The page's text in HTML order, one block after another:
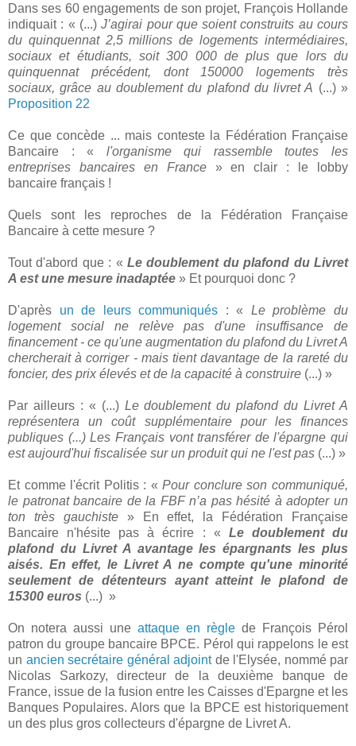
Dans ses 60 engagements de son projet, François Hollande
indiquait : « (...)J’agirai pour que soient construits au cours
du quinquennat 2,5 millions de logements intermédiaires,
sociaux et étudiants, soit 300 000 de plus que lors du
quinquennat précédent, dont 150000 logements très
sociaux, grâce au doublement du plafond du livret A (...) »
Proposition 22
Ce que concède ... mais conteste la Fédération Française
Bancaire : « l'organisme qui rassemble toutes les
entreprises bancaires en France » en clair : le lobby
bancaire français !
Quels sont les reproches de la Fédération Française
Bancaire à cette mesure ?
Tout d'abord que : « Le doublement du plafond du Livret
A est une mesure inadaptée » Et pourquoi donc ?
D'après un de leurs communiqués : « Le problème du
logement social ne relève pas d'une insuffisance de
financement - ce qu'une augmentation du plafond du Livret A
chercherait à corriger - mais tient davantage de la rareté du
foncier, des prix élevés et de la capacité à construire (...) »
Par ailleurs : « (...) Le doublement du plafond du Livret A
représentera un coût supplémentaire pour les finances
publiques (...) Les Français vont transférer de l'épargne qui
est aujourd'hui fiscalisée sur un produit qui ne l'est pas (...) »
Et comme l'écrit Politis : «Pour conclure son communiqué,
le patronat bancaire de la FBF n’a pas hésité à adopter un
ton très gauchiste» En effet, la Fédération Française
Bancaire n'hésite pas à écrire : « Le doublement du
plafond du Livret A avantage les épargnants les plus
aisés. En effet, le Livret A ne compte qu'une minorité
seulement de détenteurs ayant atteint le plafond de
15300 euros (...) »
On notera aussi une attaque en règle de François Pérol
patron du groupe bancaire BPCE. Pérol qui rappelons le est
un ancien secrétaire général adjoint de l'Elysée, nommé par
Nicolas Sarkozy, directeur de la deuxième banque de
France, issue de la fusion entre les Caisses d'Epargne et les
Banques Populaires. Alors que la BPCE est historiquement
un des plus gros collecteurs d'épargne de Livret A.